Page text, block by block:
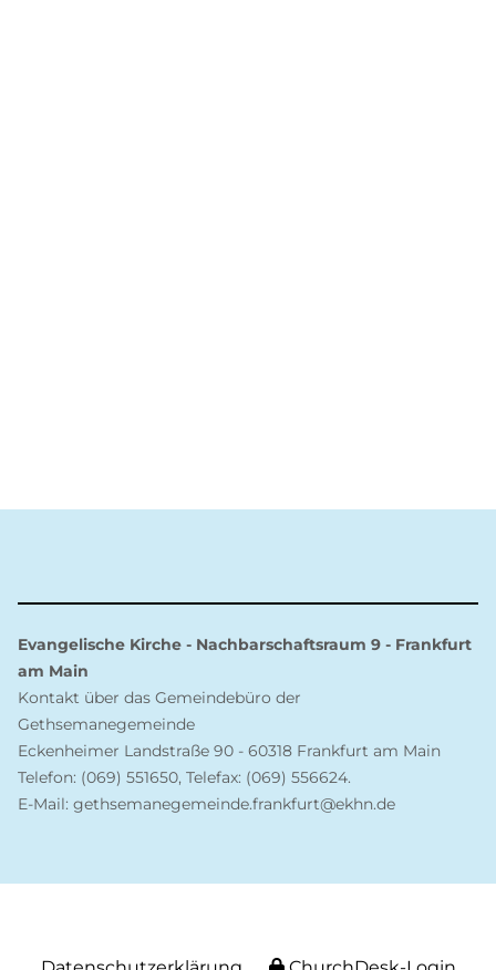
Evangelische Kirche - Nachbarschaftsraum 9 - Frankfurt
am Main
Kontakt über das Gemeindebüro der
Gethsemanegemeinde
Eckenheimer Landstraße 90 - 60318 Frankfurt am Main
Telefon: (069) 551650, Telefax: (069) 556624.
E-Mail: gethsemanegemeinde.frankfurt@ekhn.de